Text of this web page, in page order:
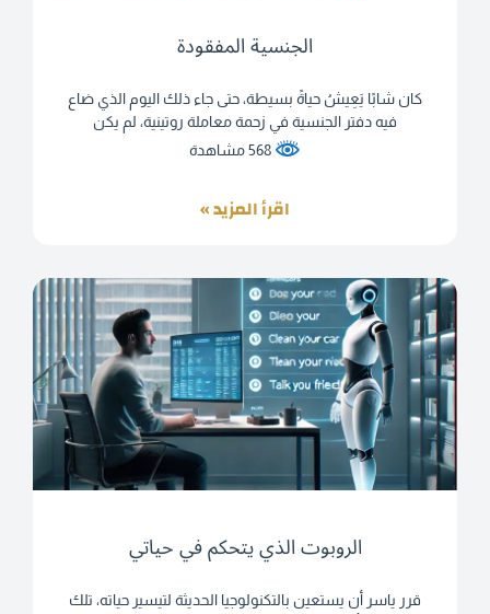
الجنسية المفقودة
كان شابًا يَعِيشُ حياةً بسيطة، حتى جاء ذلك اليوم الذي ضاع
فيه دفتر الجنسية في زحمة معاملة روتينية، لم يكن
اقرأ المزيد »
الروبوت الذي يتحكم في حياتي
قرر ياسر أن يستعين بالتكنولوجيا الحديثة لتيسير حياته، تلك